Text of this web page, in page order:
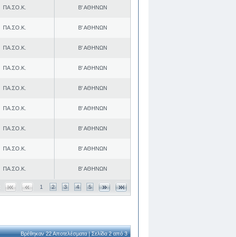
ΠΑ.ΣΟ.Κ. Β' ΑΘΗΝΩΝ
ΠΑ.ΣΟ.Κ. Β' ΑΘΗΝΩΝ
ΠΑ.ΣΟ.Κ. Β' ΑΘΗΝΩΝ
ΠΑ.ΣΟ.Κ. Β' ΑΘΗΝΩΝ
ΠΑ.ΣΟ.Κ. Β' ΑΘΗΝΩΝ
ΠΑ.ΣΟ.Κ. Β' ΑΘΗΝΩΝ
ΠΑ.ΣΟ.Κ. Β' ΑΘΗΝΩΝ
ΠΑ.ΣΟ.Κ. Β' ΑΘΗΝΩΝ
ΠΑ.ΣΟ.Κ. Β' ΑΘΗΝΩΝ
1 2 3 4 5
Βρέθηκαν 22 Αποτελέσματα | Σελίδα 2 από 3